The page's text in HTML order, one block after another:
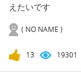
えたいです
( NO NAME )
13 19301